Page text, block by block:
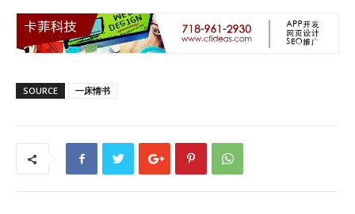
SOURCE 一床情书